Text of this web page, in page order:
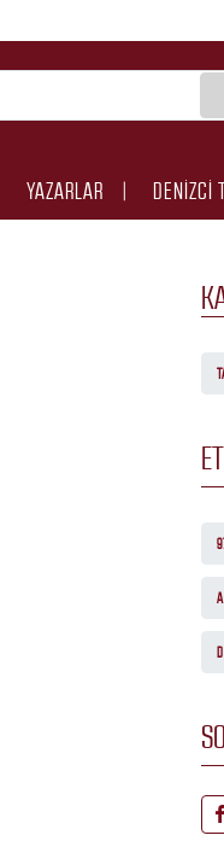
YAZARLAR DENİZCİ